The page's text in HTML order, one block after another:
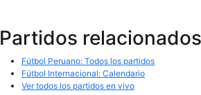
Partidos relacionados
Fútbol Peruano: Todos los partidos
Fútbol Internacional: Calendario
Ver todos los partidos en vivo